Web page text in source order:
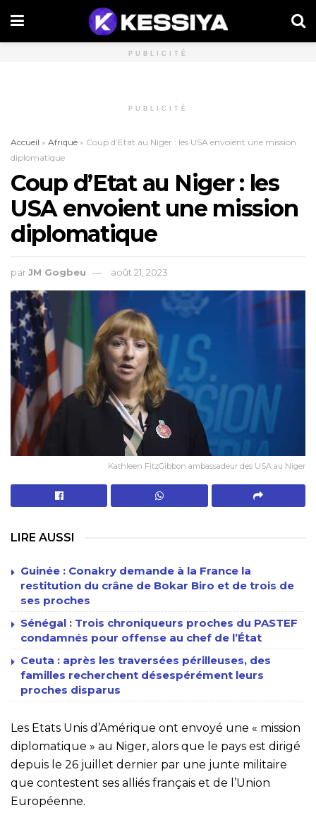
PUBLICITÉ
PUBLICITÉ
Accueil » Afrique » Coup d’Etat au Niger : les USA envoient une mission
diplomatique
Coup d’Etat au Niger : les
USA envoient une mission
diplomatique
parJM Gogbeu août 21, 2023
Kathleen FitzGibbon ambassadeur des USA au Niger
LIRE AUSSI
Guinée : Conakry demande à la France la
restitution du crâne de Bokar Biro et de trois de
ses proches
Sénégal : Trois chroniqueurs proches du PASTEF
condamnés pour offense au chef de l’État
Ceuta : après les traversées périlleuses, des
familles recherchent désespérément leurs
proches disparus
Les Etats Unis d’Amérique ont envoyé une « mission
diplomatique » au Niger, alors que le pays est dirigé
depuis le 26 juillet dernier par une junte militaire
que contestent ses alliés français et de l’Union
Européenne.